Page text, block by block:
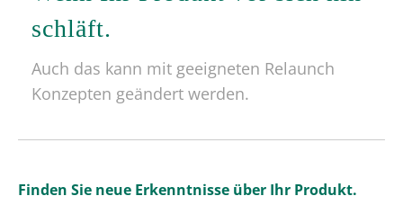
schläft.
Auch das kann mit geeigneten Relaunch
Konzepten geändert werden.
Finden Sie neue Erkenntnisse über Ihr Produkt.